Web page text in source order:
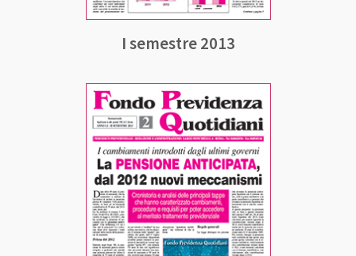
I semestre 2013